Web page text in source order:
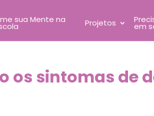
sua Mente na Projetos em
os sintomas de